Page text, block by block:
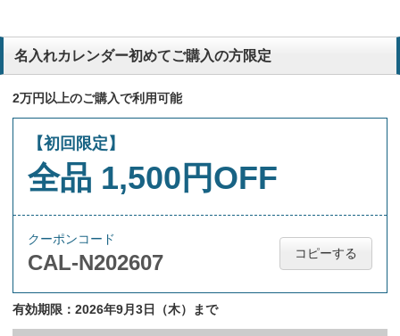
名入れカレンダー初めてご購入の方限定
2万円以上のご購入で利用可能
【初回限定】
全品 1,500円OFF
クーポンコード
CAL-N202607 コピーする
有効期限：2026年9月3日（木）まで